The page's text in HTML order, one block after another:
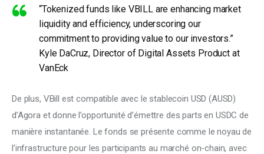
“Tokenized funds like VBILL are enhancing market
liquidity and efficiency, underscoring our
commitment to providing value to our investors.”
Kyle DaCruz, Director of Digital Assets Product at
VanEck
De plus, VBill est compatible avec le stablecoin USD (AUSD)
d’Agora et donne l’opportunité d’émettre des parts en USDC de
manière instantanée. Le fonds se présente comme le noyau de
l’infrastructure pour les participants au marché on-chain, avec